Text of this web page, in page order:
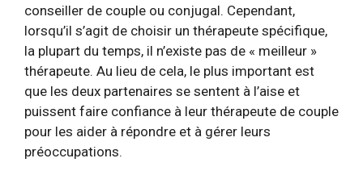
conseiller de couple ou conjugal. Cependant,
lorsqu’il s’agit de choisir un thérapeute spécifique,
la plupart du temps, il n’existe pas de « meilleur »
thérapeute. Au lieu de cela, le plus important est
que les deux partenaires se sentent à l’aise et
puissent faire confiance à leur thérapeute de couple
pour les aider à répondre et à gérer leurs
préoccupations.